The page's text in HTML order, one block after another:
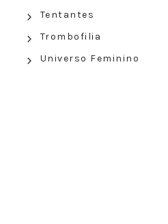
Tentantes
Trombofilia
Universo Feminino